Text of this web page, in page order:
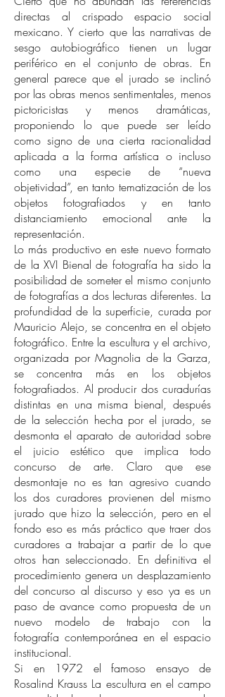
directas al crispado espacio social
mexicano. Y cierto que las narrativas de
sesgo autobiográfico tienen un lugar
periférico en el conjunto de obras. En
general parece que el jurado se inclinó
por las obras menos sentimentales, menos
pictoricistas y menos dramáticas,
proponiendo lo que puede ser leído
como signo de una cierta racionalidad
aplicada a la forma artística o incluso
como una especie de “nueva
objetividad”, en tanto tematización de los
objetos fotografiados y en tanto
distanciamiento emocional ante la
representación.
Lo más productivo en este nuevo formato
de la XVI Bienal de fotografía ha sido la
posibilidad de someter el mismo conjunto
de fotografías a dos lecturas diferentes. La
profundidad de la superficie, curada por
Mauricio Alejo, se concentra en el objeto
fotográfico. Entre la escultura y el archivo,
organizada por Magnolia de la Garza,
se concentra más en los objetos
fotografiados. Al producir dos curadurías
distintas en una misma bienal, después
de la selección hecha por el jurado, se
desmonta el aparato de autoridad sobre
el juicio estético que implica todo
concurso de arte. Claro que ese
desmontaje no es tan agresivo cuando
los dos curadores provienen del mismo
jurado que hizo la selección, pero en el
fondo eso es más práctico que traer dos
curadores a trabajar a partir de lo que
otros han seleccionado. En definitiva el
procedimiento genera un desplazamiento
del concurso al discurso y eso ya es un
paso de avance como propuesta de un
nuevo modelo de trabajo con la
fotografía contemporánea en el espacio
institucional.
Si en 1972 el famoso ensayo de
Rosalind Krauss La escultura en el campo